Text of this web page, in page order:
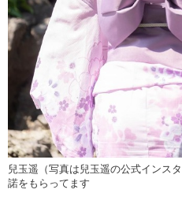
兒玉遥（写真は兒玉遥の公式インス
諾をもらってます